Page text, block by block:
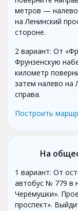
метров — налево
на Ленинский
стороне.
2 вариант: От
Фрунзенскую
километр
затем налево на
справа.
Построить
На
1 вариант: От
автобус № 779 в
Черёмушки».
проспект».